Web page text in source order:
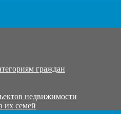
граждан
недвижимости
их семей